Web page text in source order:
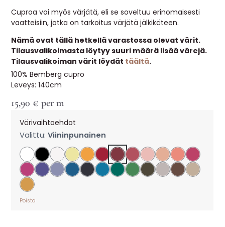
Cuproa voi myös värjätä, eli se soveltuu erinomaisesti
vaatteisiin, jotka on tarkoitus värjätä jälkikäteen.
Nämä ovat tällä hetkellä varastossa olevat värit.
Tilausvalikoimasta löytyy suuri määrä lisää värejä.
Tilausvalikoiman värit löydät täältä.
100% Bemberg cupro
Leveys: 140cm
15,90 € per m
Värivaihtoehdot
Valittu:Viininpunainen
Poista